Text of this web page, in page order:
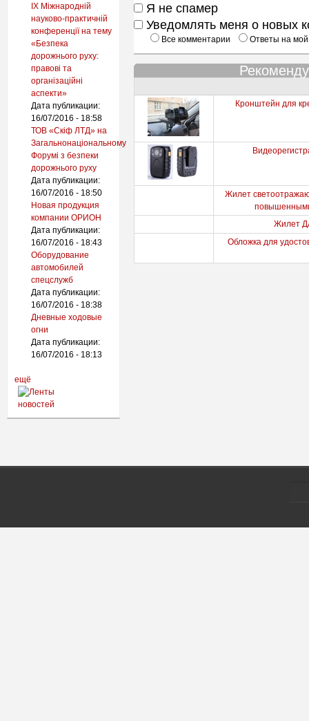
IX Міжнародній
науково-практичній
конференції на тему
«Безпека
дорожнього руху:
правові та
організаційні
аспекти»
Дата публикации:
16/07/2016 - 18:58
ТОВ «Скіф ЛТД» на
Загальнонаціональному
Форумі з безпеки
дорожнього руху
Дата публикации:
16/07/2016 - 18:50
Новая продукция
компании ОРИОН
Дата публикации:
16/07/2016 - 18:43
Оборудование
автомобилей
спецслужб
Дата публикации:
16/07/2016 - 18:38
Дневные ходовые
огни
Дата публикации:
16/07/2016 - 18:13
ещё
Я не спамер
Уведомлять меня о новых
Все комментарии Ответы на мой
Кронштейн для
Жилет
Жилет
Обложка для